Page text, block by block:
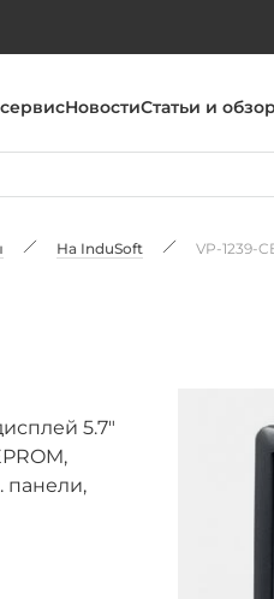
НовостиСтатьи и
На InduSoft VP-1239-
5.7"
панели,